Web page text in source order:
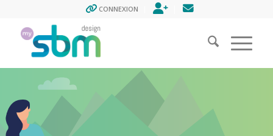
CONNEXION ENREGISTREMENT
CONTACT